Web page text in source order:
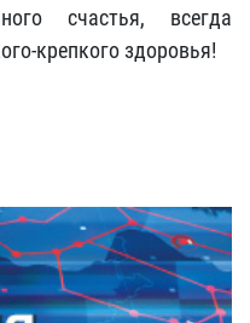
счастья, всегда
крепкого здоровья!